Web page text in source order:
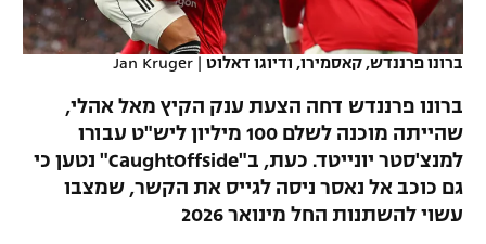
תוצאות
לוח שידורים
ברחבה
הפועל תל אביב
הפועל באר שבע
מכבי נתניה
ליגה הולנדית
ליגה טורקית
ליגה סינית
ליגה ברזילאית
ליגות נוספות
דני אבדיה
שחייה
אגרוף
ספורט אולימפי
ברונו פרננדש, קאסמירו, ודיוגו דאלוט |
Jan Kruger
ברונו פרננדש דחה הצעת ענק הקיץ מאל אהלי,
שהייתה מוכנה לשלם 100 מיליון ליש"ט עבורו
למנצ'סטר יונייטד. כעת, ב"CaughtOffside" נטען כי
גם כוכב אל נאסר ניסה לגייס את הקשר, שמצבו
עשוי להשתנות החל מינואר 2026